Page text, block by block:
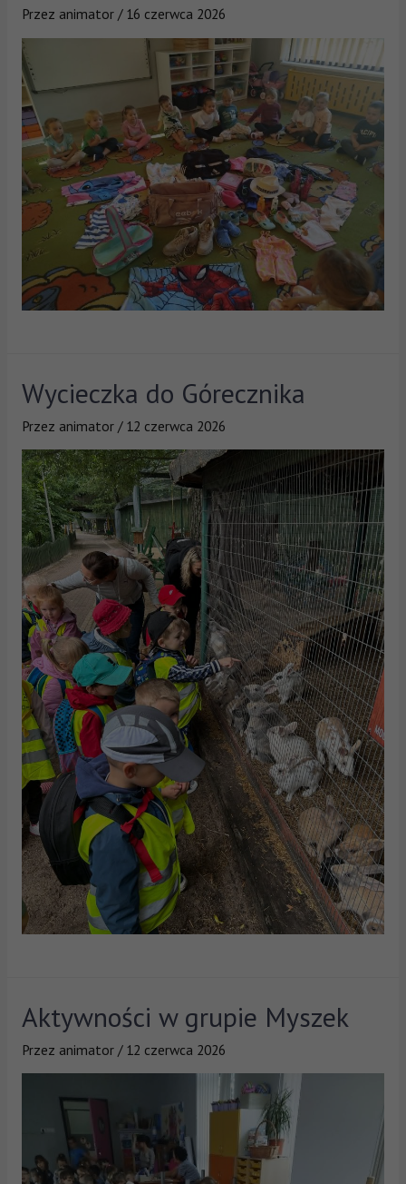
Przez animator / 16 czerwca 2026
Wycieczka do Górecznika
Przez animator / 12 czerwca 2026
Aktywności w grupie Myszek
Przez animator / 12 czerwca 2026